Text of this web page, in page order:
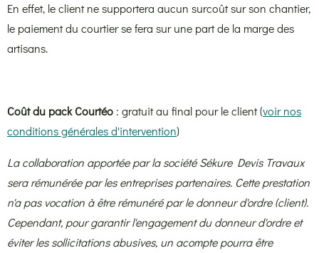
En effet, le client ne supportera aucun surcoût sur son chantier,
le paiement du courtier se fera sur une part de la marge des
artisans.
Coût du pack Courtéo : gratuit au final pour le client (voir nos
conditions générales d'intervention)
La collaboration apportée par la société Sékure Devis Travaux
sera rémunérée par les entreprises partenaires. Cette prestation
n'a pas vocation à être rémunéré par le donneur d'ordre (client).
Cependant, pour garantir l'engagement du donneur d'ordre et
éviter les sollicitations abusives, un acompte pourra être